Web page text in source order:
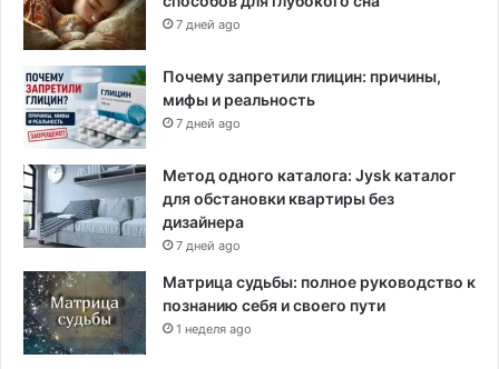
7 дней ago
Почему запретили глицин: причины,
мифы и реальность
7 дней ago
Метод одного каталога: Jysk каталог
для обстановки квартиры без
дизайнера
7 дней ago
Матрица судьбы: полное руководство к
познанию себя и своего пути
1 неделя ago